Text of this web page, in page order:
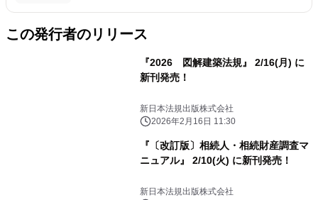
この発行者のリリース
『2026 図解建築法規』 2/16(月) に
新刊発売！
新日本法規出版株式会社
2026年2月16日 11:30
『〔改訂版〕相続人・相続財産調査マ
ニュアル』 2/10(火) に新刊発売！
新日本法規出版株式会社